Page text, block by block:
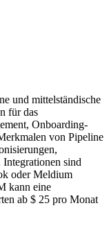
und mittelständische
für das
Onboarding-
von Pipeline
sind
oder Meldium
kann eine
ab $ 25 pro Monat